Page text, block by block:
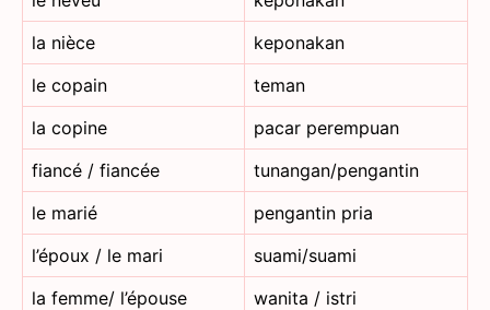
la nièce
keponakan
le copain
teman
la copine
pacar perempuan
fiancé / fiancée
tunangan/pengantin
le marié
pengantin pria
l’époux / le mari
suami/suami
la femme/ l’épouse
wanita / istri